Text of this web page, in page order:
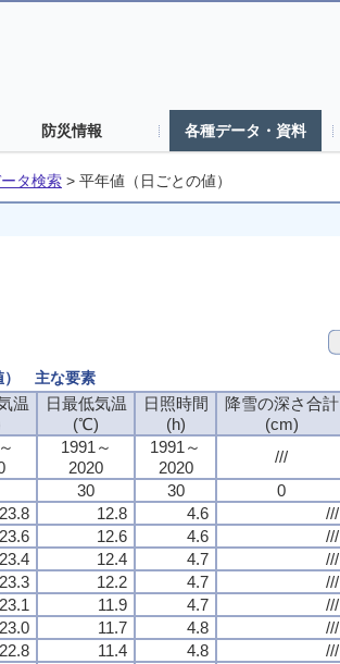
防災情報 各種データ・資料
タ検索 > 平年値（日ごとの値）
） 主な要素
温
日最低気温
(℃)
日照時間
(h)
降雪の深さ合計
(cm)
1991～
2020
1991～
2020
///
30 30 0
23.8 12.8 4.6 ///
23.6 12.6 4.6 ///
23.4 12.4 4.7 ///
23.3 12.2 4.7 ///
23.1 11.9 4.7 ///
23.0 11.7 4.8 ///
22.8 11.4 4.8 ///